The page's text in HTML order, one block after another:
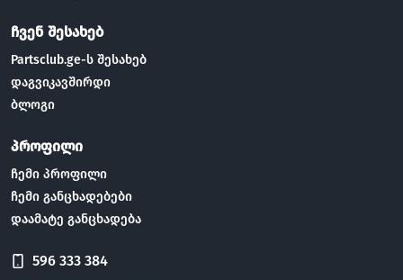
ჩვენ შესახებ
Partsclub.ge-ს შესახებ
დაგვიკავშირდი
ბლოგი
პროფილი
ჩემი პროფილი
ჩემი განცხადებები
დაამატე განცხადება
596 333 384